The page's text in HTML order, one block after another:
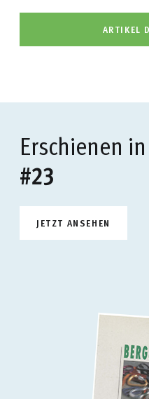
ARTIKEL
Erschienen
#23
JETZT ANSEHEN